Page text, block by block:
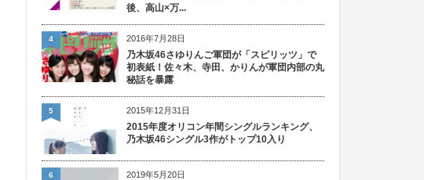
後、高山×万...
2016年7月28日
乃木坂46さゆりんご軍団が「スピリッツ」で
初表紙！佐々木、寺田、かりんが軍団内部の丸
秘話を暴露
4
2015年12月31日
2015年度オリコン年間シングルランキング、
乃木坂46シングル3作がトップ10入り
5
2019年5月20日
6